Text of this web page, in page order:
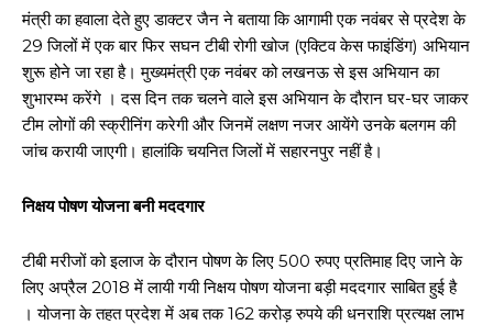
मंत्री का हवाला देते हुए डाक्टर जैन ने बताया कि आगामी एक नवंबर से प्रदेश के
29 जिलों में एक बार फिर सघन टीबी रोगी खोज (एक्टिव केस फाइंडिंग) अभियान
शुरू होने जा रहा है। मुख्यमंत्री एक नवंबर को लखनऊ से इस अभियान का
शुभारम्भ करेंगे । दस दिन तक चलने वाले इस अभियान के दौरान घर-घर जाकर
टीम लोगों की स्क्रीनिंग करेगी और जिनमें लक्षण नजर आयेंगे उनके बलगम की
जांच करायी जाएगी। हालांकि चयनित जिलों में सहारनपुर नहीं है।
निक्षय पोषण योजना बनी मददगार
टीबी मरीजों को इलाज के दौरान पोषण के लिए 500 रुपए प्रतिमाह दिए जाने के
लिए अप्रैल 2018 में लायी गयी निक्षय पोषण योजना बड़ी मददगार साबित हुई है
। योजना के तहत प्रदेश में अब तक 162 करोड़ रुपये की धनराशि प्रत्यक्ष लाभ